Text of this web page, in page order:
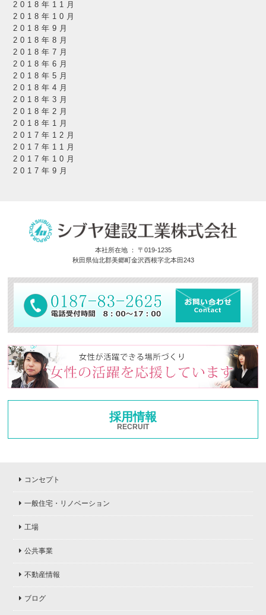
2018年11月
2018年10月
2018年9月
2018年8月
2018年7月
2018年6月
2018年5月
2018年4月
2018年3月
2018年2月
2018年1月
2017年12月
2017年11月
2017年10月
2017年9月
本社所在地 ： 〒019-1235
秋田県仙北郡美郷町金沢西根字北本田243
採用情報
RECRUIT
コンセプト
一般住宅・リノベーション
工場
公共事業
不動産情報
ブログ